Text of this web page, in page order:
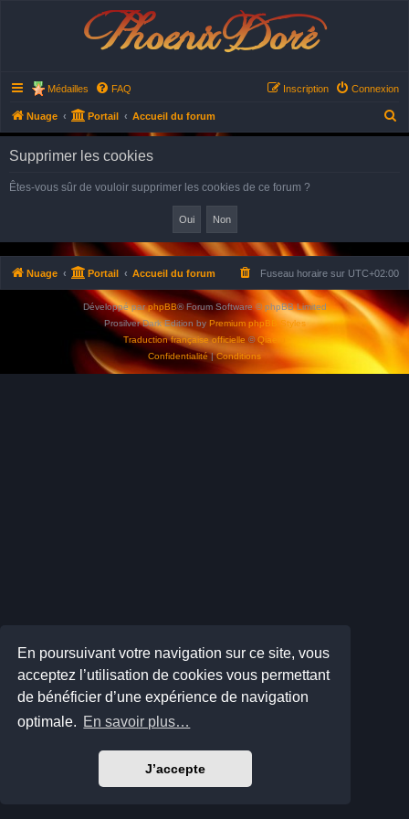
En poursuivant votre navigation sur ce site, vous
acceptez l’utilisation de cookies vous permettant
de bénéficier d’une expérience de navigation
optimale. En savoir plus…
J’accepte
Phoenix Doré
Médailles FAQ Connexion
Inscription
Nuage Portail Accueil du forum
e
e
r
Supprimer les cookies
Êtes-vous sûr de vouloir supprimer les cookies de ce forum ?
Nuage Portail Accueil du forum Fuseau horaire sur UTC+02:00
Développé parphpBB® Forum Software © phpBB Limited
Prosilver Dark Edition by Premium phpBB Styles
Traduction française officielle ©Qiaeru
Confidentialité|Conditions